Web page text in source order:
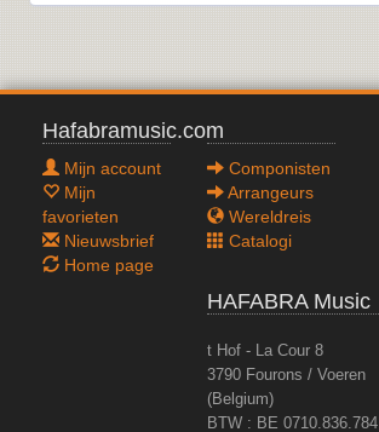
Hafabramusic.com
Mijn account
Mijn
favorieten
Nieuwsbrief
Home page
Componisten
Arrangeurs
Wereldreis
Catalogi
HAFABRA Music
t Hof - La Cour 8
3790 Fourons / Voeren
(Belgium)
BTW : BE 0710.836.784